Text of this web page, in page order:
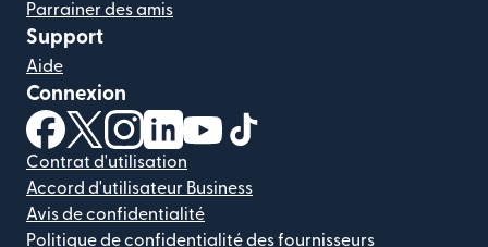
Parrainer des amis
Support
Aide
Connexion
(s'ouvre dans une nouvelle fenêtre)
(s'ouvre dans une nouvelle fenêtre)
(s'ouvre dans une nouvelle fenêtre)
(s'ouvre dans une nouvelle fenêtre)
(s'ouvre dans une nouvelle
Contrat d'utilisation
Accord d'utilisateur Business
Avis de confidentialité
Politique de confidentialité des fournisseurs